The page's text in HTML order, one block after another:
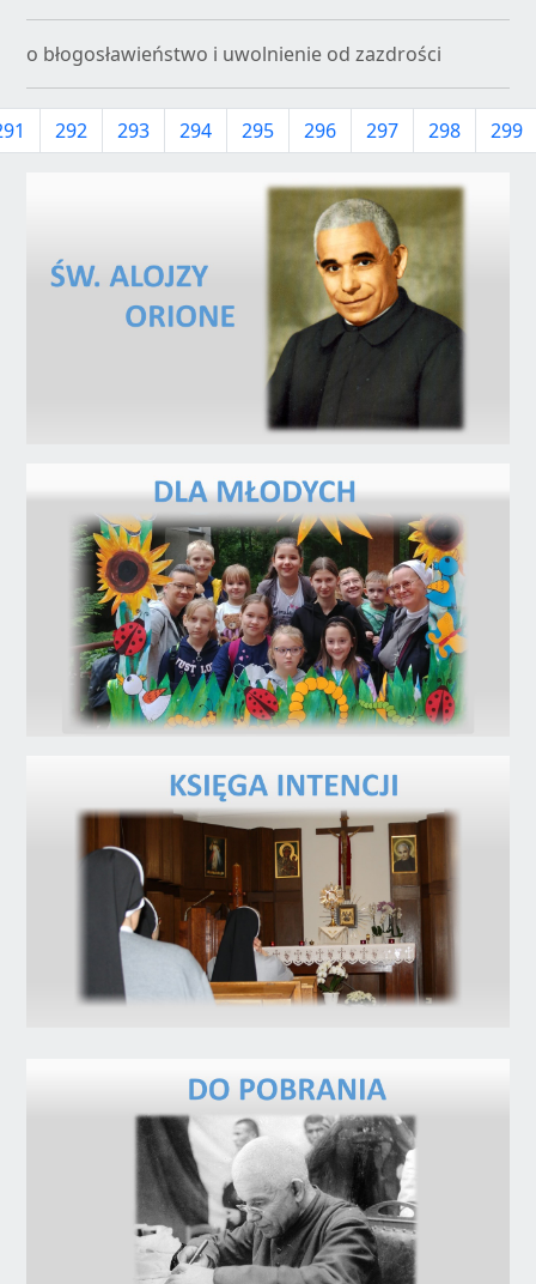
o błogosławieństwo i uwolnienie od zazdrości
292 293 294 295 296 297 298 299